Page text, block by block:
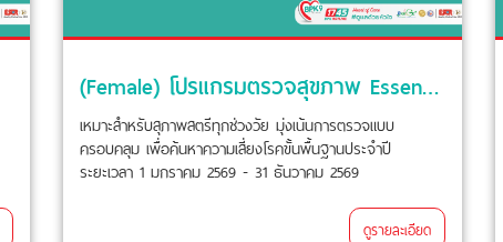
(Female) โปรแกรมตรวจสุขภาพ Essential
เหมาะสำหรับสุภาพสตรีทุกช่วงวัย มุ่งเน้นการตรวจแบบ
ครอบคลุม เพื่อค้นหาความเสี่ยงโรคขั้นพื้นฐานประจำปี
ระยะเวลา 1 มกราคม 2569 - 31 ธันวาคม 2569
ดูรายละเอียด